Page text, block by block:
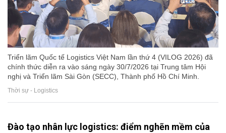
Triển lãm Quốc tế Logistics Việt Nam lần thứ 4 (VILOG 2026) đã
chính thức diễn ra vào sáng ngày 30/7/2026 tại Trung tâm Hội
nghị và Triển lãm Sài Gòn (SECC), Thành phố Hồ Chí Minh.
Thời sự - Logistics
Đào tạo nhân lực logistics: điểm nghẽn mềm của